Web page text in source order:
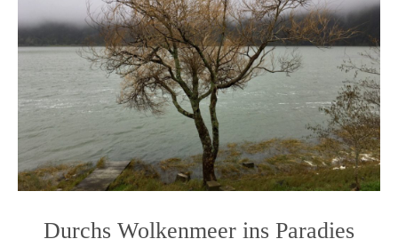
Durchs Wolkenmeer ins Paradies